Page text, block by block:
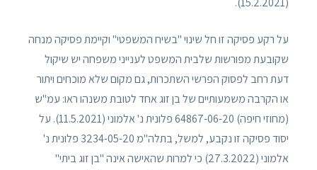
על רקע פסיקה זו חל שינוי "בשיח המשפטי" וקיימת פסיקה מנחה
שקובעת מפורשות שלבית המשפט לענייני משפחה יש שיקול
דעת רחב לפסוק הפרשי השתכרות, גם מקום שלא מוכחים ויתור
או הקרבה משמעותיים של בן זוג אחד לטובת משנהו ראו: עמ"ש
(מחוזי חיפה) 64867-06-20 פלונית נ' אלמוני (11.5.2021). על
יסוד פסיקה זו נקבע, למשל, בתלה"מ 3234-05-20 פלונית נ'
אלמוני (27.3.2022) כי למרות שהאישה אינה "בן זוג ביתי"